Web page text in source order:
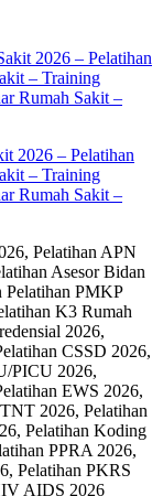
2026 – Pelatihan
– Training
Rumah Sakit –
Pelatihan APN
Asesor Bidan
Pelatihan PMKP
K3 Rumah
2026,
CSSD 2026,
PICU 2026,
EWS 2026,
2026, Pelatihan
Pelatihan Koding
PPRA 2026,
Pelatihan PKRS
AIDS 2026